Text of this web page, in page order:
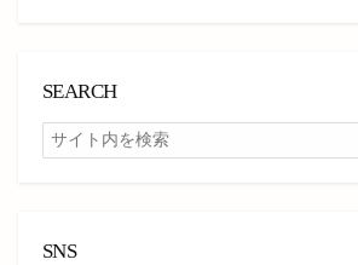
SEARCH
検
索
SNS